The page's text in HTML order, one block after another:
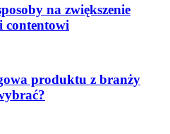
na zwiększenie
contentowi
produktu z branży